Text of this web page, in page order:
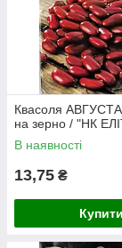
Квасоля АВГУСТА
на зерно / "НК
В наявності
13,75 ₴
Купити